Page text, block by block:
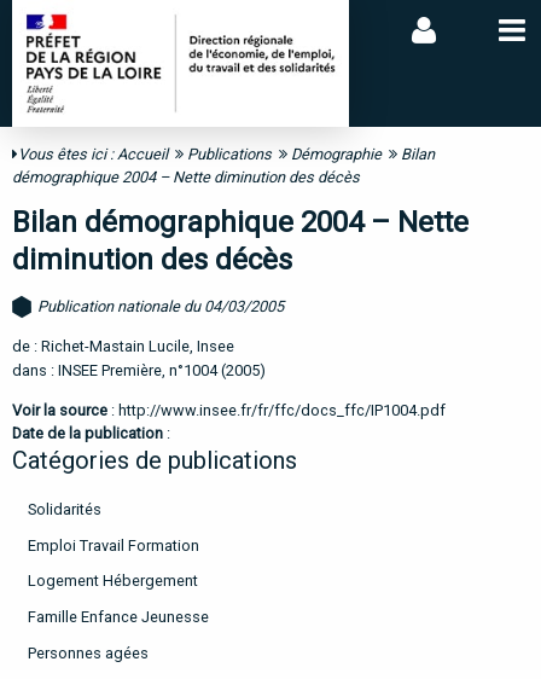
Vous êtes ici :Accueil Publications Démographie
Bilan
démographique 2004 – Nette diminution des décès
Bilan démographique 2004 – Nette
diminution des décès
Publication nationale du 04/03/2005
de : Richet-Mastain Lucile, Insee
dans : INSEE Première, n°1004 (2005)
Voir la source : http://www.insee.fr/fr/ffc/docs_ffc/IP1004.pdf
Date de la publication :
Catégories de publications
Solidarités
Emploi Travail Formation
Logement Hébergement
Famille Enfance Jeunesse
Personnes agées